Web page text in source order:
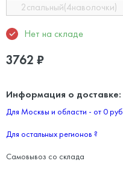
2спальный(4наволочки)
Нет на складе
3762 ₽
Информация о доставке:
Для Москвы и области - от 0 руб
Для остальных регионов ?
Самовывоз со склада